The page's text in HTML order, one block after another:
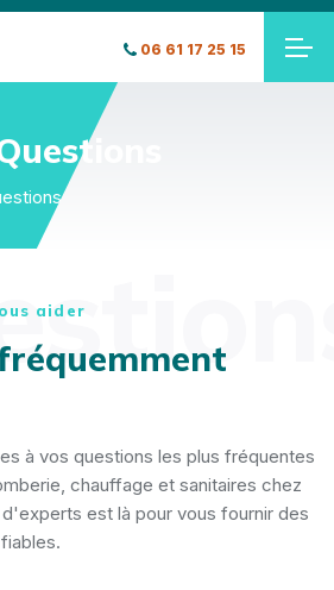
06 61 17 25 15
aider
à vos questions les plus fréquentes
chauffage et sanitaires chez
est là pour vous fournir des